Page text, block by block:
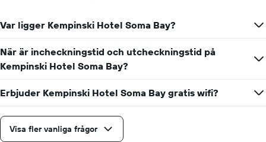
Var ligger Kempinski Hotel Soma Bay?
När är incheckningstid och utcheckningstid på
Kempinski Hotel Soma Bay?
Erbjuder Kempinski Hotel Soma Bay gratis wifi?
Visa fler vanliga frågor